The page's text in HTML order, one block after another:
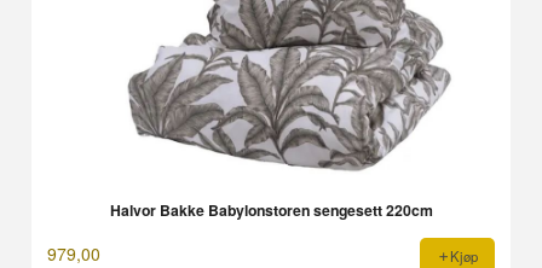
Halvor Bakke Babylonstoren sengesett 220cm
979,00 Kjøp